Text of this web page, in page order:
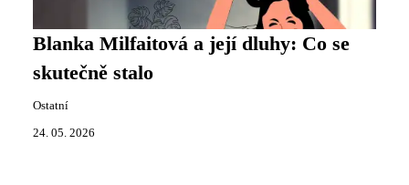
Blanka Milfaitová a její dluhy: Co se
skutečně stalo
Ostatní
24. 05. 2026